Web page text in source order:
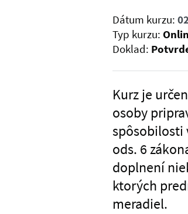
Dátum kurzu:
Typ kurzu:
Doklad:
Kurz je
osoby
spôsobilosti
ods. 6
doplnení
ktorých
meradiel.